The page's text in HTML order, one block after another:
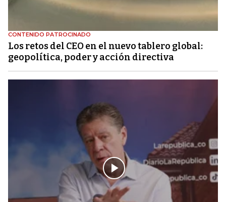
CONTENIDO PATROCINADO
Los retos del CEO en el nuevo tablero global:
geopolítica, poder y acción directiva